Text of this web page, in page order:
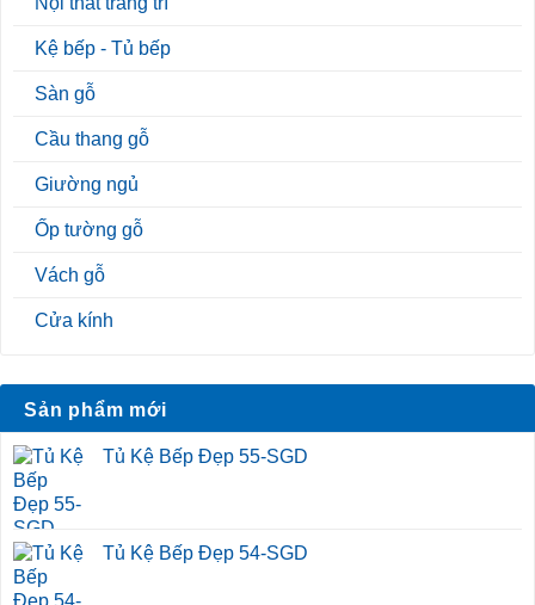
Kệ bếp - Tủ bếp
Sàn gỗ
Cầu thang gỗ
Giường ngủ
Ốp tường gỗ
Vách gỗ
Cửa kính
Sản phẩm mới
Tủ Kệ Bếp Đẹp 55-SGD
Tủ Kệ Bếp Đẹp 54-SGD